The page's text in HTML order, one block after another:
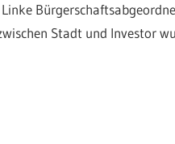
Stadt und Investor